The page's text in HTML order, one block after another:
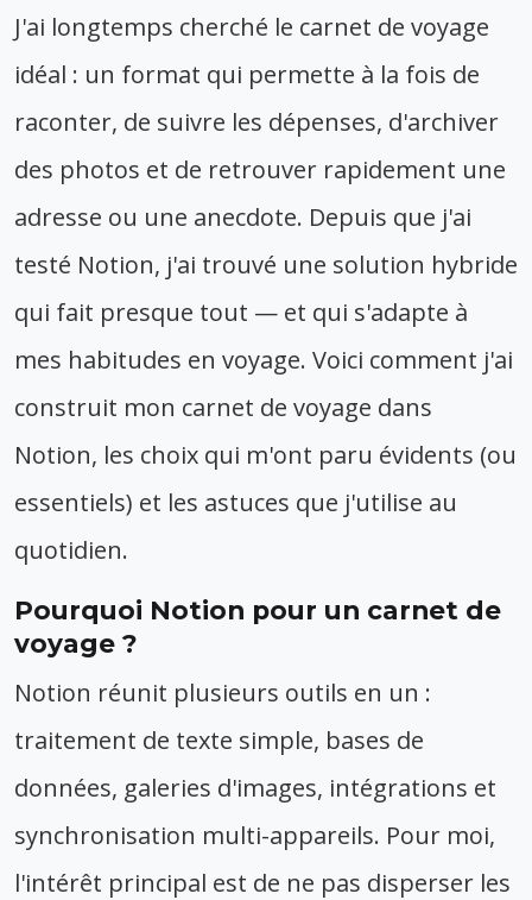
J'ai longtemps cherché le carnet de voyage
idéal : un format qui permette à la fois de
raconter, de suivre les dépenses, d'archiver
des photos et de retrouver rapidement une
adresse ou une anecdote. Depuis que j'ai
testé Notion, j'ai trouvé une solution hybride
qui fait presque tout — et qui s'adapte à
mes habitudes en voyage. Voici comment j'ai
construit mon carnet de voyage dans
Notion, les choix qui m'ont paru évidents (ou
essentiels) et les astuces que j'utilise au
quotidien.
Pourquoi Notion pour un carnet de
voyage ?
Notion réunit plusieurs outils en un :
traitement de texte simple, bases de
données, galeries d'images, intégrations et
synchronisation multi-appareils. Pour moi,
l'intérêt principal est de ne pas disperser les